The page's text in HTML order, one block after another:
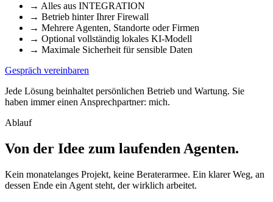
→ Alles aus INTEGRATION
→ Betrieb hinter Ihrer Firewall
→ Mehrere Agenten, Standorte oder Firmen
→ Optional vollständig lokales KI-Modell
→ Maximale Sicherheit für sensible Daten
Gespräch vereinbaren
Jede Lösung beinhaltet persönlichen Betrieb und Wartung. Sie
haben immer einen Ansprechpartner: mich.
Ablauf
Von der Idee zum laufenden Agenten.
Kein monatelanges Projekt, keine Beraterarmee. Ein klarer Weg, an
dessen Ende ein Agent steht, der wirklich arbeitet.